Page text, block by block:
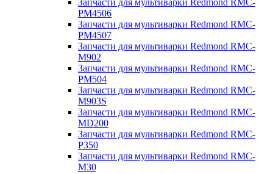
Запчасти для мультиварки Redmond RMC-
PM4506
Запчасти для мультиварки Redmond RMC-
PM4507
Запчасти для мультиварки Redmond RMC-
M902
Запчасти для мультиварки Redmond RMC-
PM504
Запчасти для мультиварки Redmond RMC-
M903S
Запчасти для мультиварки Redmond RMC-
MD200
Запчасти для мультиварки Redmond RMC-
P350
Запчасти для мультиварки Redmond RMC-
M30